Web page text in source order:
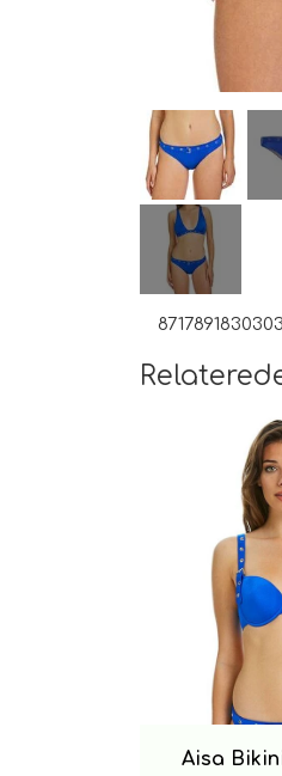
legetøj
Kontor
8717891830303
Aisa